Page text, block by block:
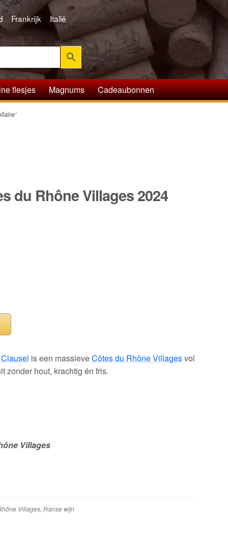
Frankrijk
Italië
flesjes Magnums Cadeaubonnen
du Rhône Villages 2024
is een massieveCôtes du Rhône Villagesvol
zonder hout, krachtig én fris.
Villages
Villages, Franse wijn